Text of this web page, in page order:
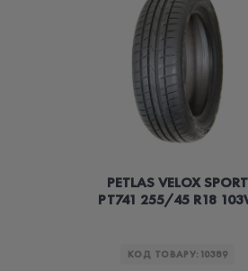
PETLAS VELOX SPORT
PT741 255/45 R18
КОД ТОВАРУ: 10389